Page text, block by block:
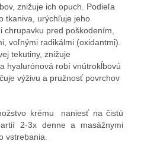
znižuje ich opuch. Podieľa
tkaniva, urýchľuje jeho
chrupavku pred poškodením,
voľnými radikálmi (oxidantmi).
tekutiny, znižuje
hyalurónová robí vnútrokĺbovú
výživu a pružnosť povrchov
krému naniesť na čistú
2-3x denne a masážnymi
vstrebania.